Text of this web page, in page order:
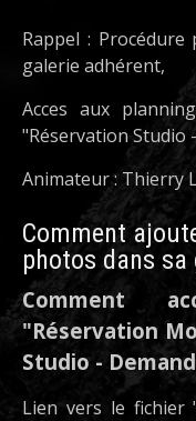
Rappel :
galerie adhérent,
Acces aux
"Réservation Studio
Animateur : Thierry
Comment
photos dans
Comment
"Réservation
Studio -
Lien vers le fichier